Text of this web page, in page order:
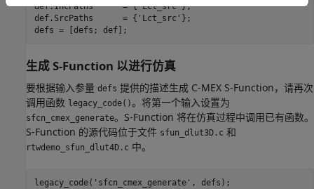
def.IncPaths      = {'Lct_src'};
def.SrcPaths      = { 'Lct_src' };
生成 S-Function 以进行仿真
要根据输入参量 defs 提供的描述生成 C-MEX S-Function，请再次
调用函数 legacy_code()。将第一个输入设置为
sfcn_cmex_generate。S-Function 将在仿真过程中调用已有函数。
S-Function 的源代码位于文件 sfun_dlut3D.c 和
rtwdemo_sfun_dlut4D.c 中。
legacy_code( 'sfcn_cmex_generate'